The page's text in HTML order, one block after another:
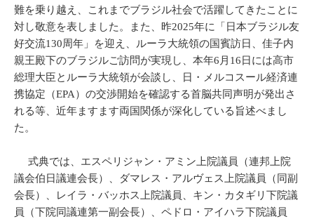
難を乗り越え、これまでブラジル社会で活躍してきたことに
対し敬意を表しました。また、昨2025年に「日本ブラジル友
好交流130周年」を迎え、ルーラ大統領の国賓訪日、佳子内
親王殿下のブラジルご訪問が実現し、本年6月16日には高市
総理大臣とルーラ大統領が会談し、日・メルコスール経済連
携協定（EPA）の交渉開始を確認する首脳共同声明が発出さ
れる等、近年ますます両国関係が深化している旨述べまし
た。
式典では、エスペリジャン・アミン上院議員（連邦上院
議会伯日議連会長）、ダマレス・アルヴェス上院議員（同副
会長）、レイラ・バッホス上院議員、キン・カタギリ下院議
員（下院同議連第一副会長）、ペドロ・アイハラ下院議員